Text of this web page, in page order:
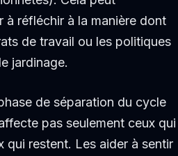
à réfléchir à la manière dont
de travail ou les politiques
jardinage.
de séparation du cycle
pas seulement ceux qui
qui restent. Les aider à sentir